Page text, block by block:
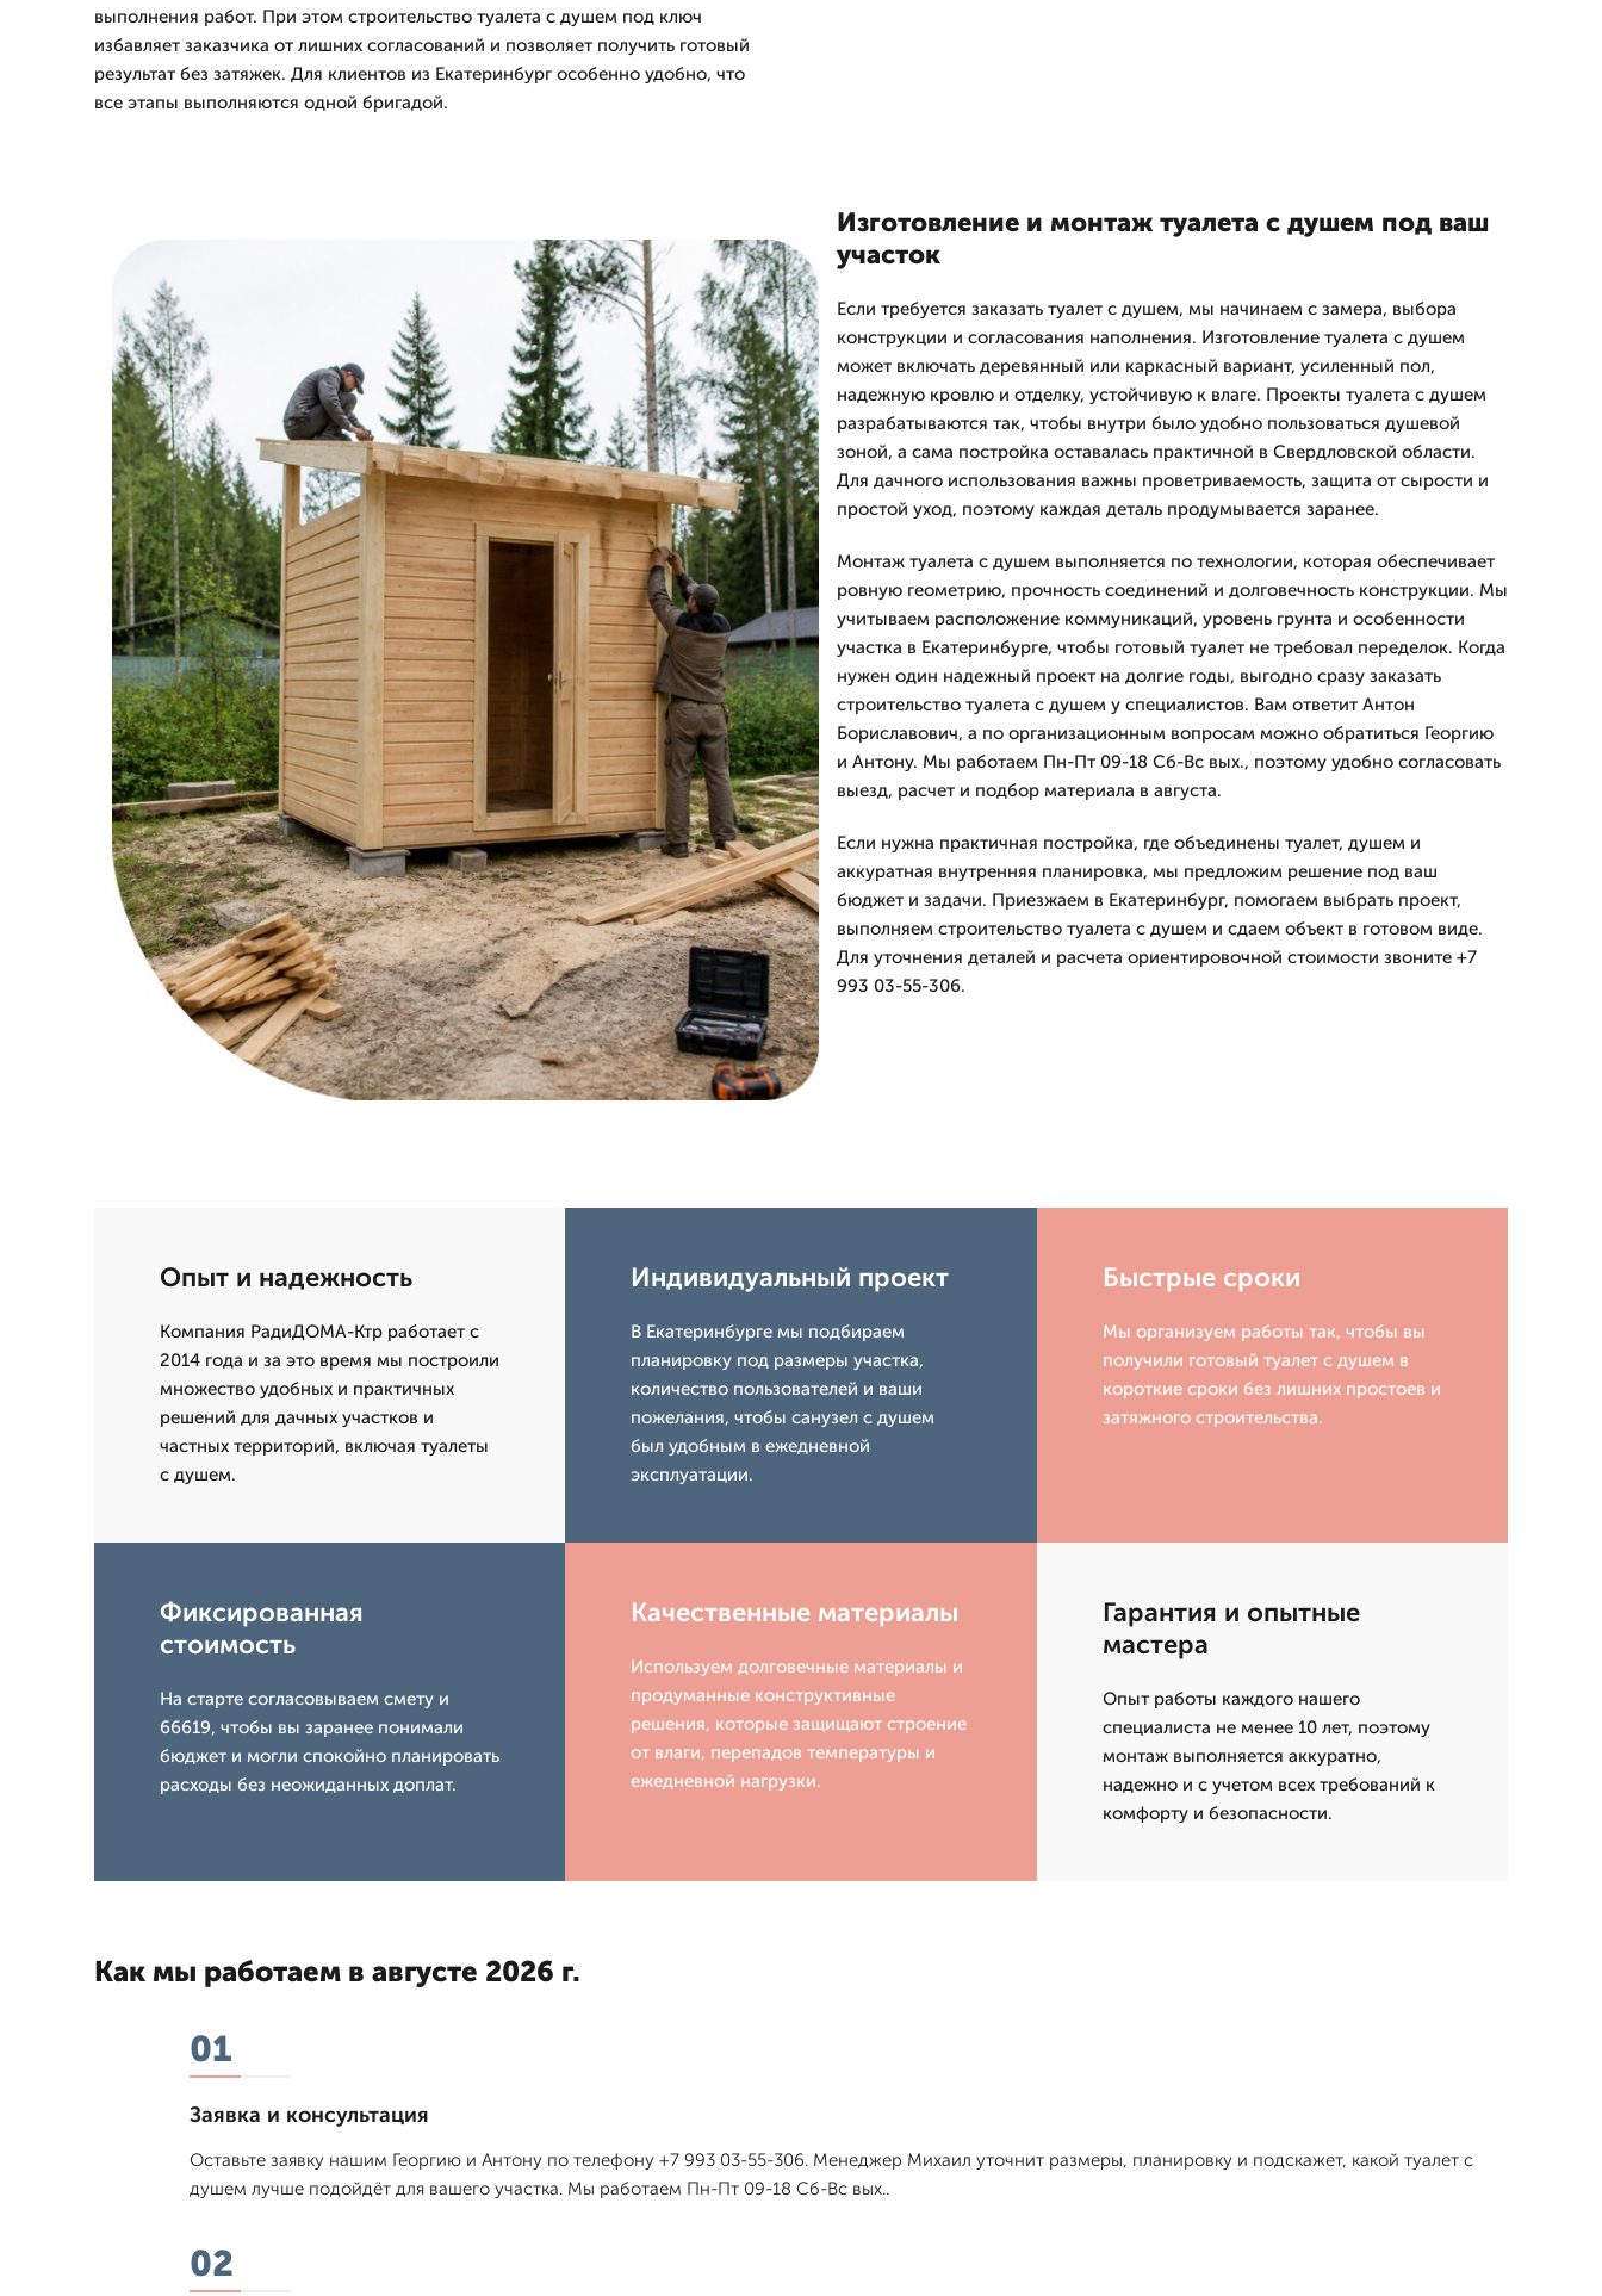
выполнения работ. При этом строительство туалета с душем под ключ
избавляет заказчика от лишних согласований и позволяет получить готовый
результат без затяжек. Для клиентов из Екатеринбург особенно удобно, что
все этапы выполняются одной бригадой.
Изготовление и монтаж туалета с душем под ваш
участок
Если требуется заказать туалет с душем, мы начинаем с замера, выбора
конструкции и согласования наполнения. Изготовление туалета с душем
может включать деревянный или каркасный вариант, усиленный пол,
надежную кровлю и отделку, устойчивую к влаге. Проекты туалета с душем
разрабатываются так, чтобы внутри было удобно пользоваться душевой
зоной, а сама постройка оставалась практичной в Свердловской области.
Для дачного использования важны проветриваемость, защита от сырости и
простой уход, поэтому каждая деталь продумывается заранее.
Монтаж туалета с душем выполняется по технологии, которая обеспечивает
ровную геометрию, прочность соединений и долговечность конструкции. Мы
учитываем расположение коммуникаций, уровень грунта и особенности
участка в Екатеринбурге, чтобы готовый туалет не требовал переделок. Когда
нужен один надежный проект на долгие годы, выгодно сразу заказать
строительство туалета с душем у специалистов. Вам ответит Антон
Бориславович, а по организационным вопросам можно обратиться Георгию
и Антону. Мы работаем Пн-Пт 09-18 Сб-Вс вых., поэтому удобно согласовать
выезд, расчет и подбор материала в августа.
Если нужна практичная постройка, где объединены туалет, душем и
аккуратная внутренняя планировка, мы предложим решение под ваш
бюджет и задачи. Приезжаем в Екатеринбург, помогаем выбрать проект,
выполняем строительство туалета с душем и сдаем объект в готовом виде.
Для уточнения деталей и расчета ориентировочной стоимости звоните +7
993 03-55-306.
Опыт и надежность
Компания РадиДОМА-Ктр работает с
2014 года и за это время мы построили
множество удобных и практичных
решений для дачных участков и
частных территорий, включая туалеты
с душем.
Индивидуальный проект
В Екатеринбурге мы подбираем
планировку под размеры участка,
количество пользователей и ваши
пожелания, чтобы санузел с душем
был удобным в ежедневной
эксплуатации.
Быстрые сроки
Мы организуем работы так, чтобы вы
получили готовый туалет с душем в
короткие сроки без лишних простоев и
затяжного строительства.
Фиксированная
стоимость
На старте согласовываем смету и
66619, чтобы вы заранее понимали
бюджет и могли спокойно планировать
расходы без неожиданных доплат.
Качественные материалы
Используем долговечные материалы и
продуманные конструктивные
решения, которые защищают строение
от влаги, перепадов температуры и
ежедневной нагрузки.
Гарантия и опытные
мастера
Опыт работы каждого нашего
специалиста не менее 10 лет, поэтому
монтаж выполняется аккуратно,
надежно и с учетом всех требований к
комфорту и безопасности.
Как мы работаем в августе 2026 г.
01
Заявка и консультация
Оставьте заявку нашим Георгию и Антону по телефону +7 993 03-55-306. Менеджер Михаил уточнит размеры, планировку и подскажет, какой туалет с
душем лучше подойдёт для вашего участка. Мы работаем Пн-Пт 09-18 Сб-Вс вых..
02